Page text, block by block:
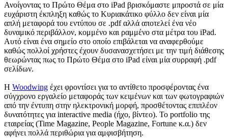
Ανοίγοντας το Πρώτο Θέμα στο iPad βρισκόμαστε μπροστά σε μία
ευχάριστη έκπληξη καθώς το Κυριακάτικο φύλλο δεν είναι μία
απλή μεταφορά του εντύπου σε .pdf αλλά αποτελεί ένα νέο
δυναμικό περιβάλλον, κομμένο και ραμμένο στα μέτρα του iPad.
Αυτό είναι ένα σημείο στο οποίο επιβάλεται να αναφερθούμε
καθώς πολλοί χρήστες έχουν δυσανασχετήσει με την τιμή διάθεσης
θεωρώντας πως το Πρώτο Θέμα στο iPad είναι μία συρραφή .pdf
σελίδων.
Η Woodwing έχει φροντίσει για το αντίθετο προσφέροντας ένα
σύγχρονο εργαλείο μεταφοράς των κειμένων και των φωτογραφιών
από την έντυπη στην ηλεκτρονική μορφή, προσθέτοντας επιπλέον
δυνατότητες για interactive media (ήχο, βίντεο). To portfolio της
εταιρείας (Time Magazine, People Magazine, Fortune κ.α.) δεν
αφήνει πολλά περιθώρια για αμφισβήτηση.